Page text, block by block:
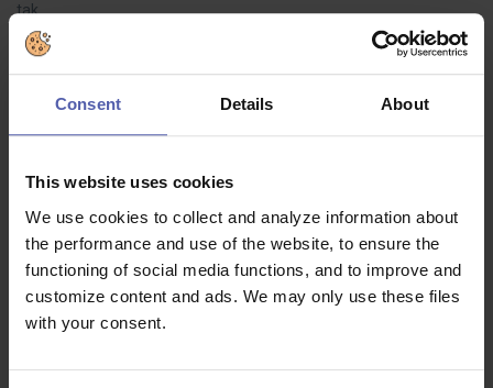
Consent Details About
This website uses cookies
We use cookies to collect and analyze information about
the performance and use of the website, to ensure the
functioning of social media functions, and to improve and
customize content and ads. We may only use these files
with your consent.
tak…
LEAN specialista (ž/m)
Do našeho týmu hledáme LEAN technika, který bude aktivně
rozvíjet výrobní procesy, řídit zlepšovací projekty a spolupracovat s
kolegy napříč výrobou. Pokud máte analytické myšlení, dokážete
dotahovat…